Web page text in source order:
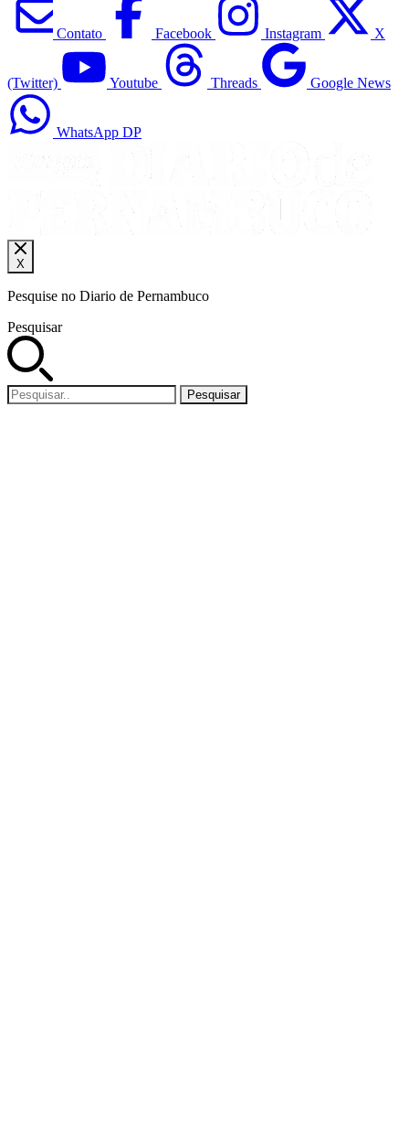
Contato Facebook Instagram X
(Twitter) Youtube Threads Google News
WhatsApp DP
X
Pesquise no Diario de Pernambuco
Pesquisar
Pesquisar